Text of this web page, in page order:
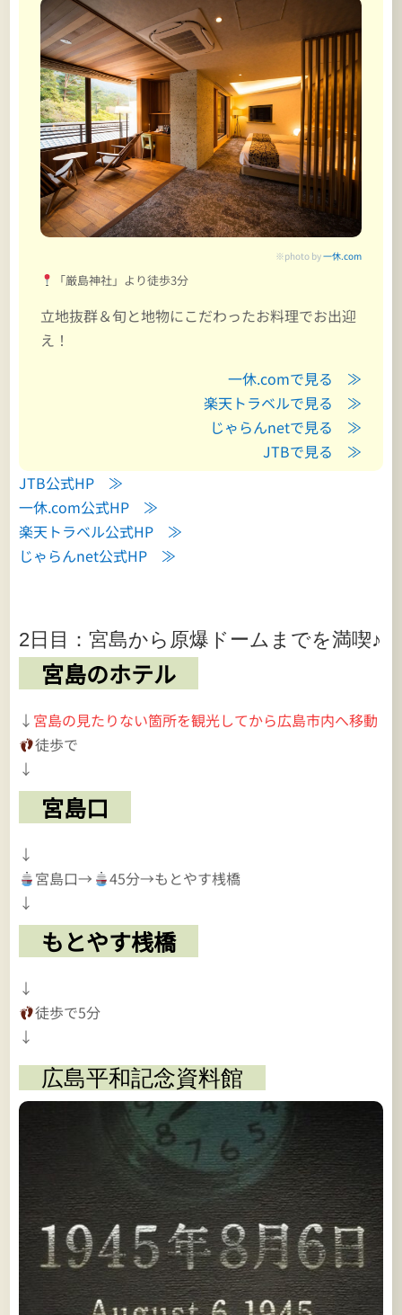
※photo by一休.com
「厳島神社」より徒歩3分
立地抜群＆旬と地物にこだわったお料理でお出迎
え！
一休.comで見る ≫
楽天トラベルで見る ≫
じゃらんnetで見る ≫
JTBで見る ≫
JTB公式HP ≫
一休.com公式HP ≫
楽天トラベル公式HP ≫
じゃらんnet公式HP ≫
2日目：宮島から原爆ドームまでを満喫♪
宮島のホテル
↓ 宮島の見たりない箇所を観光してから広島市内へ移動
徒歩で
↓
宮島口
↓
宮島口→
45分→もとやす桟橋
↓
もとやす桟橋
↓
徒歩で5分
↓
広島平和記念資料館